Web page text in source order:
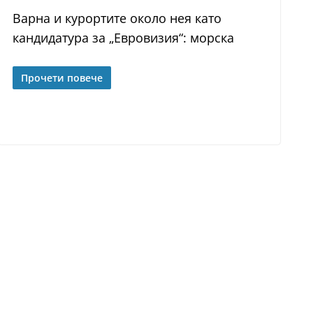
Варна и курортите около нея като
кандидатура за „Евровизия“: морска
Прочети повече